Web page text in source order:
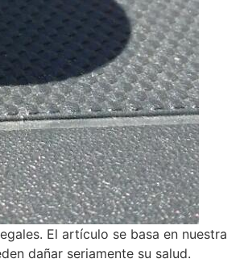
El artículo se basa en nuestra
dañar seriamente su salud.